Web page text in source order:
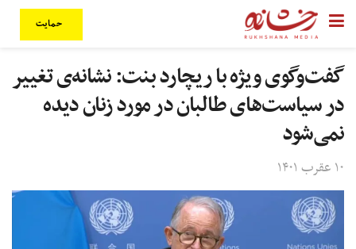
حمایت
گفت‌وگوی ویژه با ریچارد بنت: نشانه‌ی تغییر
در سیاست‌های طالبان در مورد زنان دیده
نمی‌شود
۱۰ عقرب ۱۴۰۱